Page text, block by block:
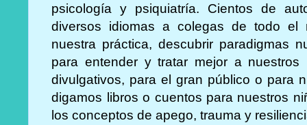
psicología y psiquiatría. Cientos de
diversos idiomas a colegas de todo el
nuestra práctica, descubrir paradigmas
para entender y tratar mejor a
divulgativos, para el gran público o para
digamos libros o cuentos para nuestros
los conceptos de apego, trauma y